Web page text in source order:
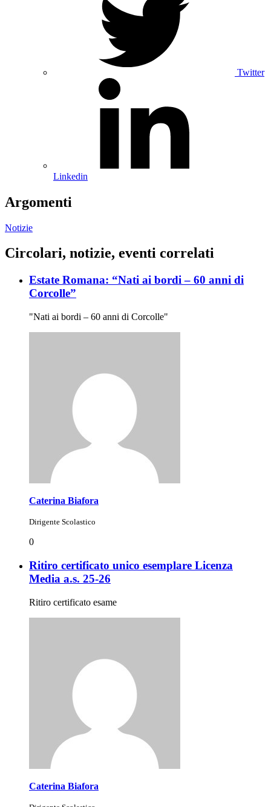
Twitter
Linkedin
Argomenti
Notizie
Circolari, notizie, eventi correlati
Estate Romana: “Nati ai bordi – 60 anni di
Corcolle”
"Nati ai bordi – 60 anni di Corcolle"
Caterina Biafora
Dirigente Scolastico
0
Ritiro certificato unico esemplare Licenza
Media a.s. 25-26
Ritiro certificato esame
Caterina Biafora